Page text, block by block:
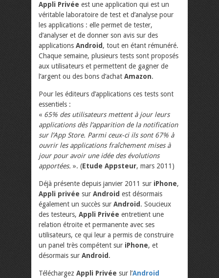
Appli Privée est une application qui est un
véritable laboratoire de test et d’analyse pour
les applications : elle permet de tester,
d’analyser et de donner son avis sur des
applications Android , tout en étant rémunéré.
Chaque semaine, plusieurs tests sont proposés
aux utilisateurs et permettent de gagner de
l’argent ou des bons d’achat Amazon.
Pour les éditeurs d’applications ces tests sont
essentiels :
« 65% des utilisateurs mettent à jour leurs
applications dès l’apparition de la notification
sur l’App Store. Parmi ceux-ci ils sont 67% à
ouvrir les applications fraîchement mises à
jour pour avoir une idée des évolutions
apportées. ». (Etude Appsteur, mars 2011)
Déjà présente depuis janvier 2011 sur iPhone,
Appli privée sur Android est désormais
également un succès sur Android . Soucieux
des testeurs, Appli Privée entretient une
relation étroite et permanente avec ses
utilisateurs, ce qui leur a permis de construire
un panel très compétent sur iPhone, et
désormais sur Android .
Téléchargez Appli Privée sur l’Android